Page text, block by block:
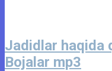
Jadidlar haqida
Bojalar mp3